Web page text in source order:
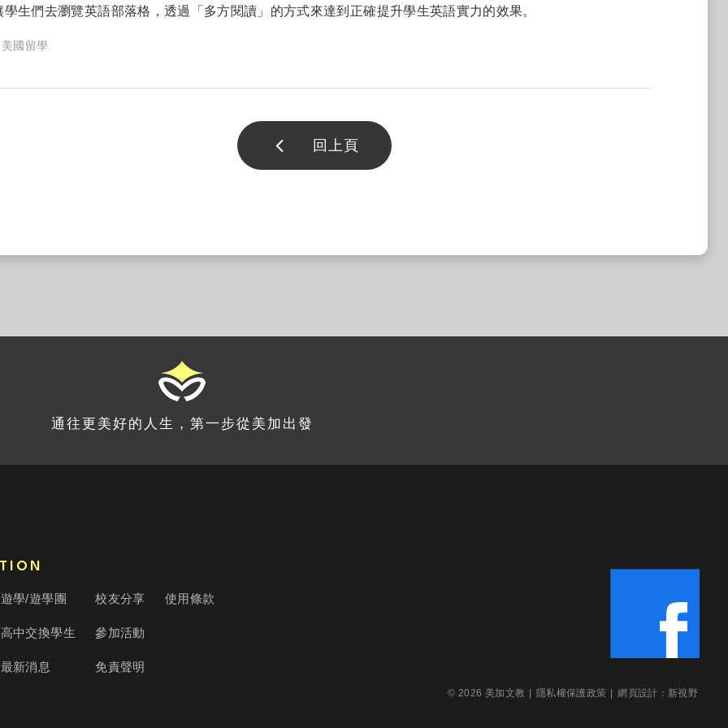
學生們去瀏覽英語部落格，透過「多方閱讀」的方式來達到正確提升學生英語實力的效果。
美國留學
回上頁
通往更美好的人生，第一步從美加出發
遊學/遊學團
高中交換學生
最新消息
校友分享
參加活動
免責聲明
使用條款
© 2026 美加文教 | 隱私權保護政策 | 網頁設計 ：新視野